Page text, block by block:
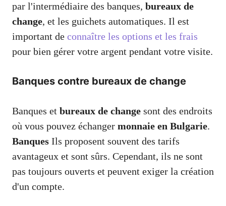
par l'intermédiaire des banques, bureaux de
change, et les guichets automatiques. Il est
important de connaître les options et les frais
pour bien gérer votre argent pendant votre visite.
Banques contre bureaux de change
Banques et bureaux de change sont des endroits
où vous pouvez échanger monnaie en Bulgarie.
Banques Ils proposent souvent des tarifs
avantageux et sont sûrs. Cependant, ils ne sont
pas toujours ouverts et peuvent exiger la création
d'un compte.